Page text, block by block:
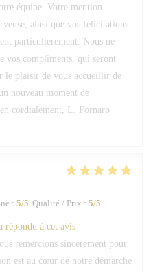
équipe. Votre mention
ainsi que vos félicitations
particulièrement. Nous ne
vos compliments, qui seront
le plaisir de vous accueillir de
nouveau moment de
cordialement, L. Fornaro
: 5/5 Qualité / Prix : 5/5
répondu à cet avis
remercions sincèrement pour
est au cœur de notre démarche